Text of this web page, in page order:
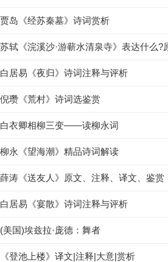
贾岛《经苏秦墓》诗词赏析
苏轼《浣溪沙·游蕲水清泉寺》表达什么?
白居易《夜归》诗词注释与评析
倪瓒《荒村》诗词选鉴赏
白衣卿相柳三变——读柳永词
柳永《望海潮》精品诗词解读
薛涛《送友人》原文、注释、译文、鉴赏
白居易《宴散》诗词注释与评析
(美国)埃兹拉·庞德：舞者
《登池上楼》译文|注释|大意|赏析